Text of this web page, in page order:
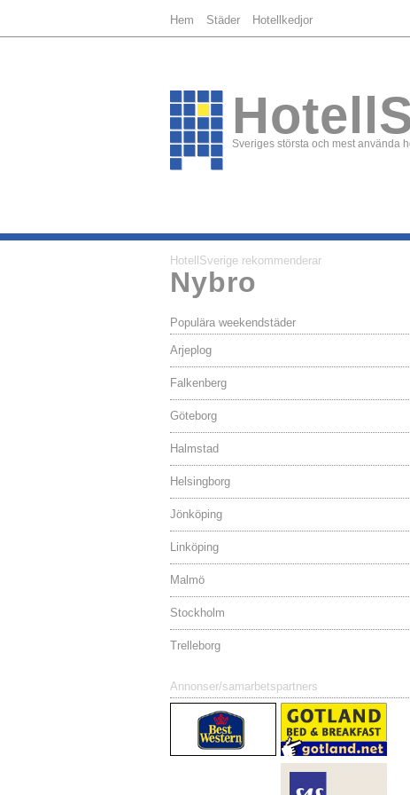
Hem Städer Hotellkedjor
Sveriges största och mest använda
HotellSverige rekommenderar
Nybro
Populära weekendstäder
Arjeplog
Falkenberg
Göteborg
Halmstad
Helsingborg
Jönköping
Linköping
Malmö
Stockholm
Trelleborg
Annonser/samarbetspartners